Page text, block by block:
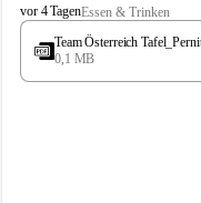
vielfältige Angebot
Überzeugen Sie sich
in den
Wir kennen
Tradition und
M
i
s
vor 4 TagenEssen & Trinken
Team Österreich
0,1 MB